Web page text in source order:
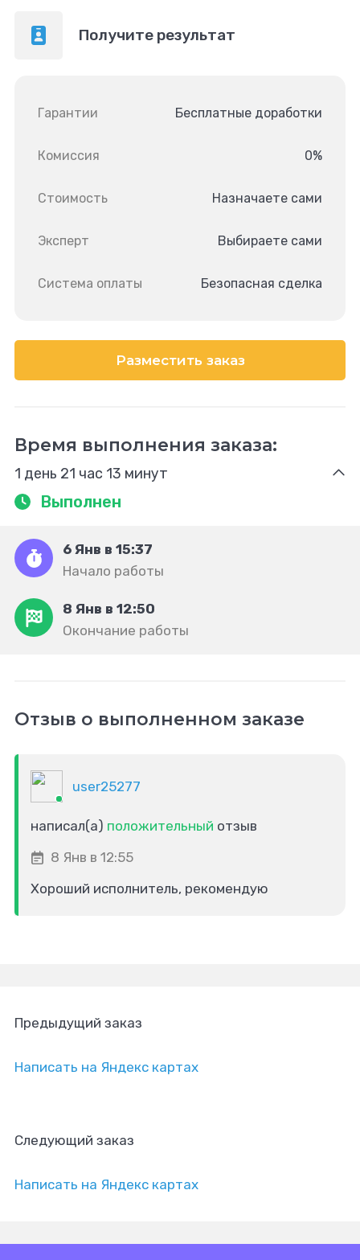
Получите результат
Гарантии Бесплатные доработки
Комиссия 0%
Стоимость Назначаете сами
Эксперт Выбираете сами
Система оплаты Безопасная сделка
Разместить заказ
Время выполнения заказа:
1 день 21 час 13 минут
Выполнен
6 Янв в 15:37
Начало работы
8 Янв в 12:50
Окончание работы
Отзыв о выполненном заказе
user25277
написал(а) положительный отзыв
8 Янв в 12:55
Хороший исполнитель, рекомендую
Предыдущий заказ
Написать на Яндекс картах
Следующий заказ
Написать на Яндекс картах